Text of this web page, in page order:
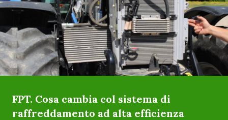
FPT. Cosa cambia col sistema di
raffreddamento ad alta efficienza